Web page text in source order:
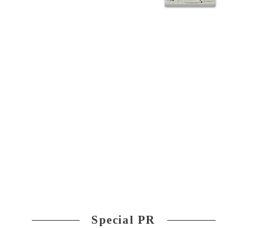
Special PR